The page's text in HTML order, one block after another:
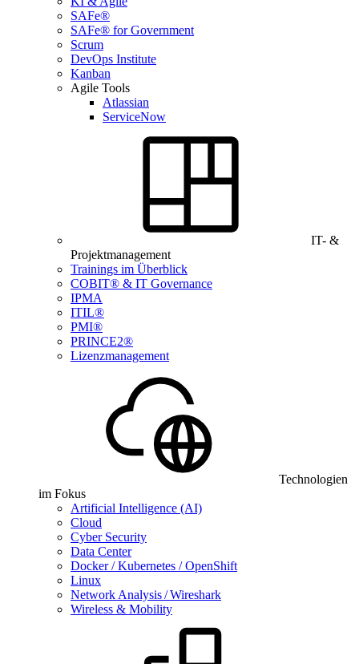
SAFe®
SAFe® for Government
Scrum
DevOps Institute
Kanban
Agile Tools
Atlassian
ServiceNow
IT- &
Projektmanagement
Trainings im Überblick
COBIT® & IT Governance
IPMA
ITIL®
PMI®
PRINCE2®
Lizenzmanagement
Technologien
im Fokus
Artificial Intelligence (AI)
Cloud
Cyber Security
Data Center
Docker / Kubernetes / OpenShift
Linux
Network Analysis / Wireshark
Wireless & Mobility